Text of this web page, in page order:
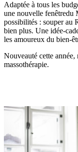
Adaptée à tous les
une nouvelle fenêtredu
possibilités : souper au
bien plus. Une idée-
les amoureux du bien-
Nouveauté cette
massothérapie.